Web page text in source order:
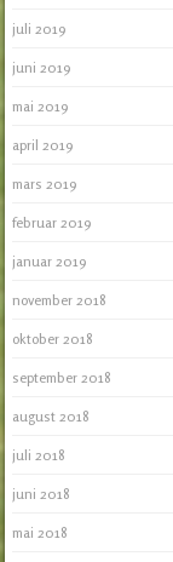
juli 2019
juni 2019
mai 2019
april 2019
mars 2019
februar 2019
januar 2019
november 2018
oktober 2018
september 2018
august 2018
juli 2018
juni 2018
mai 2018